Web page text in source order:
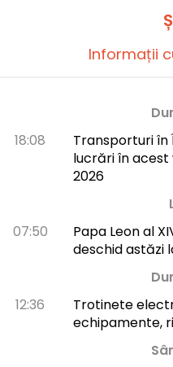
Informații
18:08
Transporturi
lucrări în acest
2026
07:50
Papa Leon al
deschid astăzi
12:36
Trotinete
echipamente,